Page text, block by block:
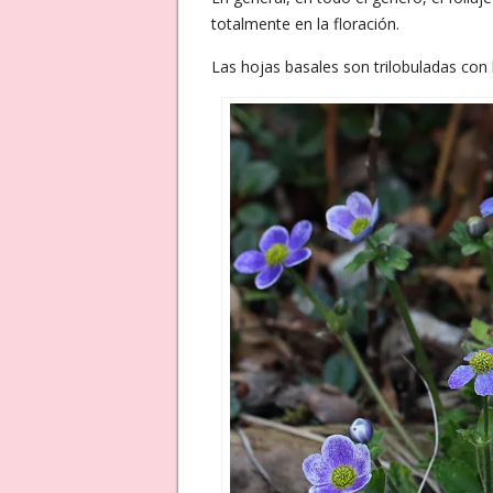
totalmente en la floración.
Las hojas basales son trilobuladas